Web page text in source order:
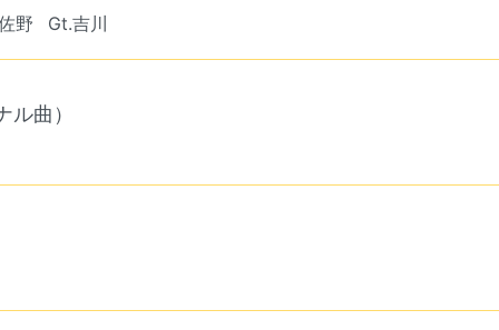
野 Gt.吉川
ル曲）